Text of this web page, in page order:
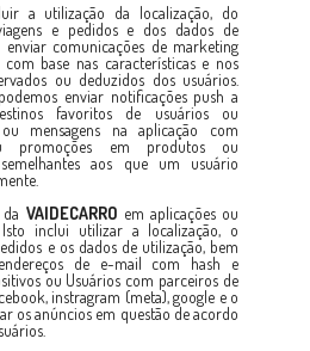
a utilização da localização, do
e pedidos e dos dados de
enviar comunicações de marketing
com base nas características e nos
ou deduzidos dos usuários.
enviar notificações push a
favoritos de usuários ou
mensagens na aplicação com
promoções em produtos ou
aos que um usuário
VAIDECARRO em aplicações ou
inclui utilizar a localização, o
e os dados de utilização, bem
de e-mail com hash e
ou Usuários com parceiros de
instragram (meta), google e o
os anúncios em questão de acordo